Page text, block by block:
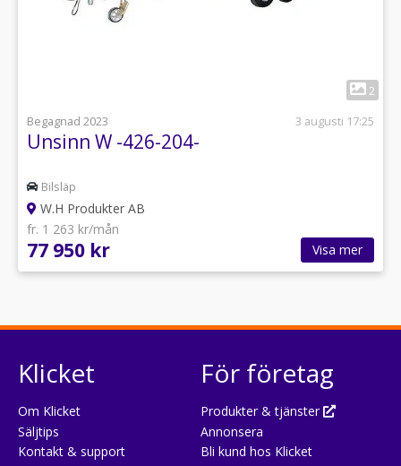
2
Begagnad 2023
3 augusti 17:25
Unsinn W -426-204-
Bilsläp
W.H Produkter AB
fr. 1 263 kr/mån
77 950 kr Visa mer
Klicket
Om Klicket
Säljtips
Kontakt & support
För företag
Produkter & tjänster
Annonsera
Bli kund hos Klicket